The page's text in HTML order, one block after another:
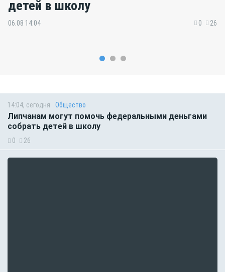
детей в школу
06.08 14:04 0 26
14:04, сегодня Общество
Липчанам могут помочь федеральными деньгами
собрать детей в школу
0 26